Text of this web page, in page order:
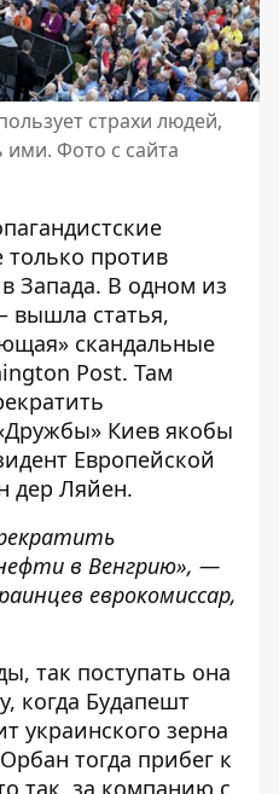
страхи людей,
Фото с сайта
против
Запада. В одном из
вышла статья,
скандальные
Post. Там
Киев якобы
Европейской
дер Ляйен.
в Венгрию», —
еврокомиссар,
так поступать она
когда Будапешт
украинского зерна
тогда прибег к
так, за компанию с